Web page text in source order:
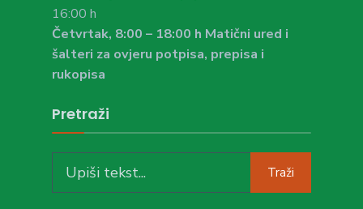
16:00 h
Četvrtak, 8:00 – 18:00 h Matični ured i
šalteri za ovjeru potpisa, prepisa i
rukopisa
Pretraži
for:
Traži